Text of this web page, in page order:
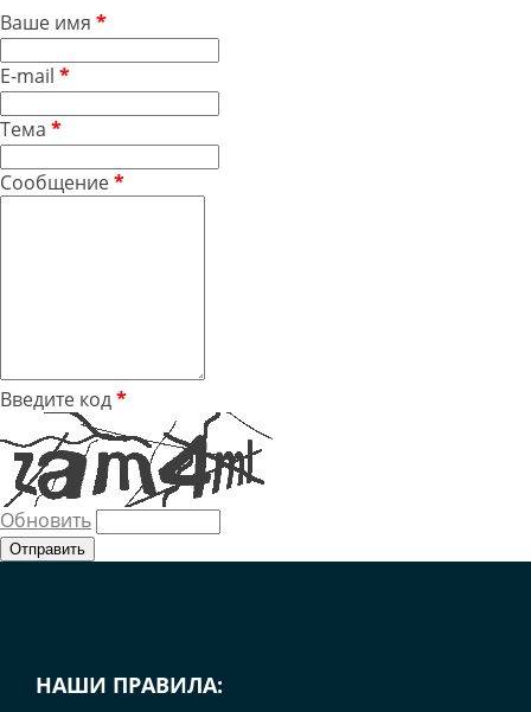
Ваше имя *
E-mail *
Тема *
Сообщение*
Введите код*
Обновить
НАШИ ПРАВИЛА: